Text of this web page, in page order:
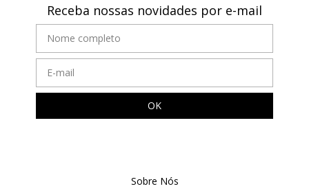
Receba nossas novidades por e-mail
Sobre Nós